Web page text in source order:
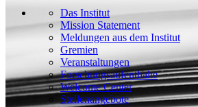
Das Institut
Mission Statement
Meldungen aus dem Institut
Gremien
Veranstaltungen
Forschungsaufenthalte
Welcome Center
Stellenangebote